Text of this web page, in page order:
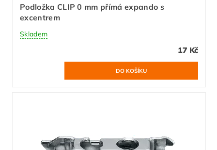
Podložka CLIP 0 mm přímá expando s
excentrem
Skladem
17 Kč